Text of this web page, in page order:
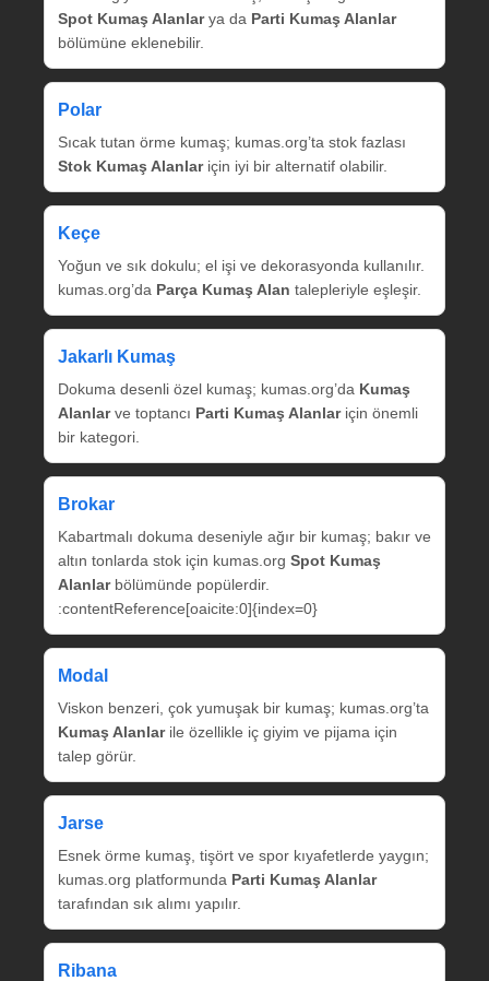
Spot Kumaş Alanlarya da Parti Kumaş Alanlar
bölümüne eklenebilir.
Polar
Sıcak tutan örme kumaş; kumas.org’ta stok fazlası
Stok Kumaş Alanlariçin iyi bir alternatif olabilir.
Keçe
Yoğun ve sık dokulu; el işi ve dekorasyonda kullanılır.
kumas.org’da Parça Kumaş Alan talepleriyle eşleşir.
Jakarlı Kumaş
Dokuma desenli özel kumaş; kumas.org’da Kumaş
Alanlarve toptancı Parti Kumaş Alanlariçin önemli
bir kategori.
Brokar
Kabartmalı dokuma deseniyle ağır bir kumaş; bakır ve
altın tonlarda stok için kumas.org Spot Kumaş
Alanlarbölümünde popülerdir.
:contentReference[oaicite:0]{index=0}
Modal
Viskon benzeri, çok yumuşak bir kumaş; kumas.org’ta
Kumaş Alanlarile özellikle iç giyim ve pijama için
talep görür.
Jarse
Esnek örme kumaş, tişört ve spor kıyafetlerde yaygın;
kumas.org platformunda Parti Kumaş Alanlar
tarafından sık alımı yapılır.
Ribana